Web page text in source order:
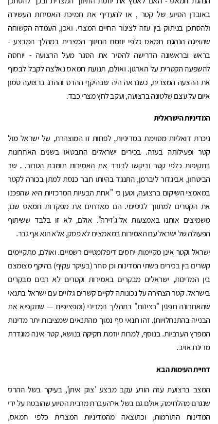
באובדן הסיוע של קטר , או להעדיף את תמיכת האמירות העשירה
ולהסתכן בניתוק בין עזה לצינור החיים המצרי. ואכן, העמדה הקשוחה
שהציגה הנהגת חמאס כלפי יוזמת התיווך המצרית במהלך המבצע -
בראש ובראשונה הדרישה להסיר את הסגר מעל הרצועה - יוחסה
להשפעה הקטרית על הארגון. ואולם, תנועת חמאס נאלצה לקבל לבסוף
את ההצעה המצרית, כשנראה היה שבהיקף ההרס וההרג ברצועה טמון
איום על עצם שלטונה ברצועה, ועקב לחץ מצרי כבד.
המדיניות הישראלית
ניכרת דואליות מסוימת במדיניות, לפחות זו המוצהרת, של ישראל מול
קטר ופעילותה בעזה. בכירים ישראלים התבטאו בשנים האחרונות
בתקיפות כלפי קטר וביקשו לבודד את האמירות תומכת הטרור. . שר
הביטחון, אביגדור ליברמן, התנגד בהיותו חבר כנסת למתן בכורה לקטר
במאמצי השיקום ברצועה, וטען כי "אחת הבעיות המרכזיות היא שהפכנו
את הקטרים למתווך לגיטימי. הם מארחים את מפקדות חמאס שם,
משמיצים אותנו באמצעות אל־ג'זירה". אולם, לא זו בלבד ששיתוף
הפעולה של ישראל עם האמירות במאמצים לא פסק, אלא הוא אף גבר.
ישראל וקטר אינן מקיימות יחסים דיפלומטיים רשמיים. ואולם, מתקיימים
קשרים בין בכירים בשתי המדינות וכן סחר (בעיקר עקיף) בהיקף מצומצם
בין המדינות, ישראלים מבקרים באמירות וקטרים לא רבים מבקרים
בישראל. קטר הצהירה על נכונותה לקיים קשרים גלויים עם ישראל בתנאי
שהאחרונה תפגין "רצינות" בתהליך המדיני (וספציפית — שתקפיא את
הבנייה בהתנחלויות). זהו תנאי סף נמוך מהתנאים שמציבות יתר מדינות
המפרץ הערביות. בנוסף, למרות יוזמת חקיקה בנושא, קטר אינה מוגדרת
מדינת אויב.
דחיית העימות הבא
המצב ברצועת עזה הורע עקב מבצע 'צוק איתן', בעיקר בשל ההרס
שנגרם מהלחימה, אולם גם בשל אי־העברת מרבית הסיוע שהובטח על ידי
המדינות התורמות, וכתוצאה מהמדיניות המצרית כלפי חמאס,